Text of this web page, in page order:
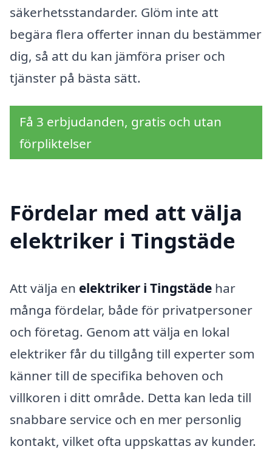
säkerhetsstandarder. Glöm inte att
begära flera offerter innan du bestämmer
dig, så att du kan jämföra priser och
tjänster på bästa sätt.
Få 3 erbjudanden, gratis och utan
förpliktelser
Fördelar med att välja
elektriker i Tingstäde
Att välja en elektriker i Tingstäde har
många fördelar, både för privatpersoner
och företag. Genom att välja en lokal
elektriker får du tillgång till experter som
känner till de specifika behoven och
villkoren i ditt område. Detta kan leda till
snabbare service och en mer personlig
kontakt, vilket ofta uppskattas av kunder.